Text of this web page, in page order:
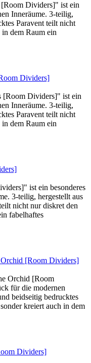
Dividers]" ist ein
Inneräume. 3-teilig,
Paravent teilt nicht
dem Raum ein
Dividers]
[Room Dividers]" ist ein
Inneräume. 3-teilig,
Paravent teilt nicht
dem Raum ein
ist ein besonderes
3-teilig, hergestellt aus
nicht nur diskret den
fabelhaftes
[Room Dividers]
Orchid [Room
für die modernen
beidseitig bedrucktes
kreiert auch in dem
Dividers]